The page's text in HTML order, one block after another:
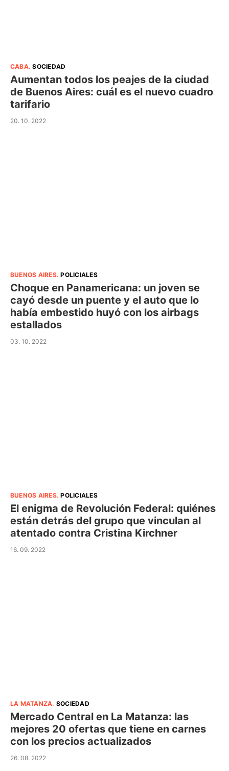
CABA.SOCIEDAD
Aumentan todos los peajes de la ciudad
de Buenos Aires: cuál es el nuevo cuadro
tarifario
20. 10. 2022
BUENOS AIRES.POLICIALES
Choque en Panamericana: un joven se
cayó desde un puente y el auto que lo
había embestido huyó con los airbags
estallados
03. 10. 2022
BUENOS AIRES.POLICIALES
El enigma de Revolución Federal: quiénes
están detrás del grupo que vinculan al
atentado contra Cristina Kirchner
16. 09. 2022
LA MATANZA. SOCIEDAD
Mercado Central en La Matanza: las
mejores 20 ofertas que tiene en carnes
con los precios actualizados
26. 08. 2022